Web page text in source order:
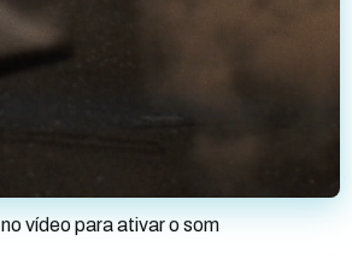
vídeo para ativar o som